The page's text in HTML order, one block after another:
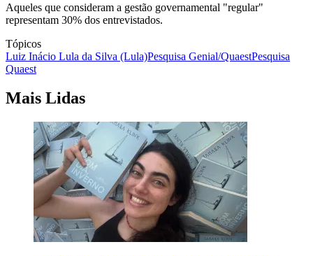
Aqueles que consideram a gestão governamental "regular"
representam 30% dos entrevistados.
Tópicos
Luiz Inácio Lula da Silva (Lula)Pesquisa Genial/QuaestPesquisa
Quaest
Mais Lidas